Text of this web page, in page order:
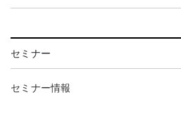
セミナー
セミナー情報